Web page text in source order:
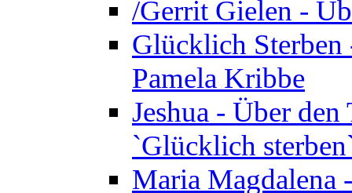
/Gerrit Gielen -
Glücklich
Pamela Kribbe
Jeshua - Über
`Glücklich
Maria Magdalena